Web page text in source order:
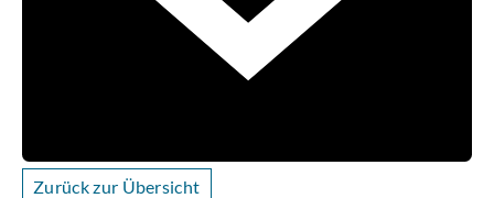
Zurück zur Übersicht